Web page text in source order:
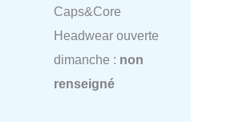
Caps&Core
Headwear ouverte
dimanche : non
renseigné